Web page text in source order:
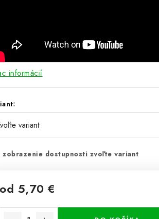
informácií
zobrazenie dostupnosti zvoľte variant
od 5,70 €